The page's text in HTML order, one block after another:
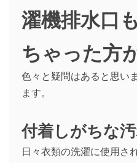
濯機排水口
ちゃった方
色々と疑問はあると思い
ます。
付着しがちな
日々衣類の洗濯に使用さ